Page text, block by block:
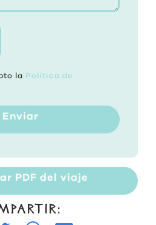
la Política de
Enviar
PDF del viaje